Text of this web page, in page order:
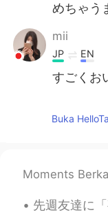
めちゃう
mii
JP EN
すごくお
Buka
Moments
先週友達に「夜は短し歩けよ乙女」を観るようにおすすめされた